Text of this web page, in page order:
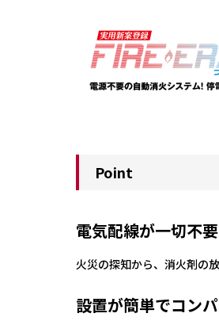
Point
電気配線が一切不要
火災の探知から、消火剤の
設置が簡単でコン